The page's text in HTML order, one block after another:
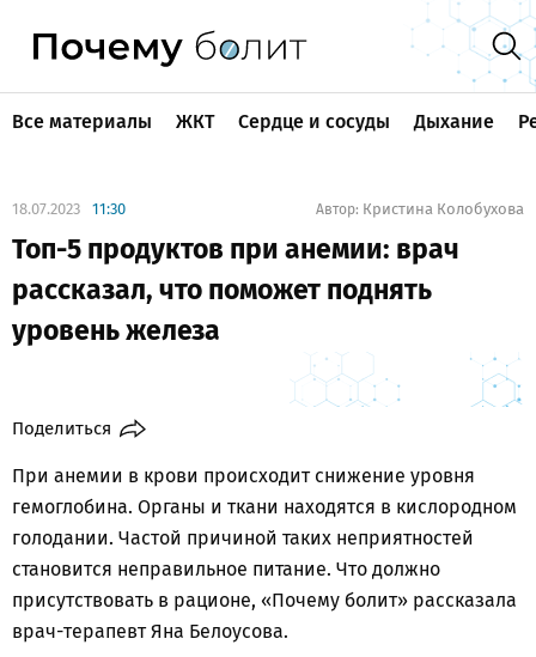
Все материалы ЖКТ Сердце и сосуды Дыхание
18.07.2023 11:30 Автор: Кристина Колобухова
Топ-5 продуктов при анемии: врач
рассказал, что поможет поднять
уровень железа
Поделиться
При анемии в крови происходит снижение уровня
гемоглобина. Органы и ткани находятся в кислородном
голодании. Частой причиной таких неприятностей
становится неправильное питание. Что должно
присутствовать в рационе, «Почему болит» рассказала
врач-терапевт Яна Белоусова.